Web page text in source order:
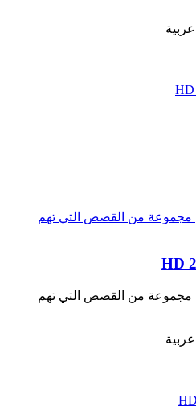
مجموعة من القصص التي تهم
مجموعة من القصص التي تهم